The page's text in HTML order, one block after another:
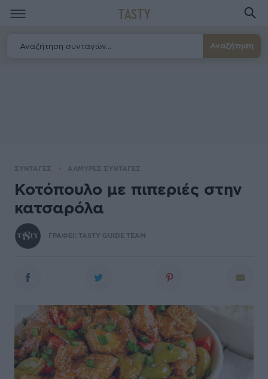
TASTY
Αναζήτηση
ΣΥΝΤΑΓΕΣ ΑΛΜΥΡΕΣ ΣΥΝΤΑΓΕΣ
Κοτόπουλο με πιπεριές στην
κατσαρόλα
ΓΡΑΦΕΙ: TASTY GUIDE TEAM
iStock